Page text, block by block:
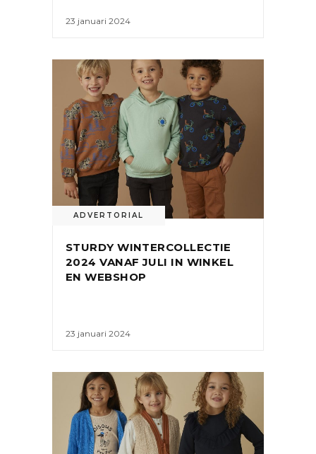
23 januari 2024
ADVERTORIAL
STURDY WINTERCOLLECTIE
2024 VANAF JULI IN WINKEL
EN WEBSHOP
23 januari 2024